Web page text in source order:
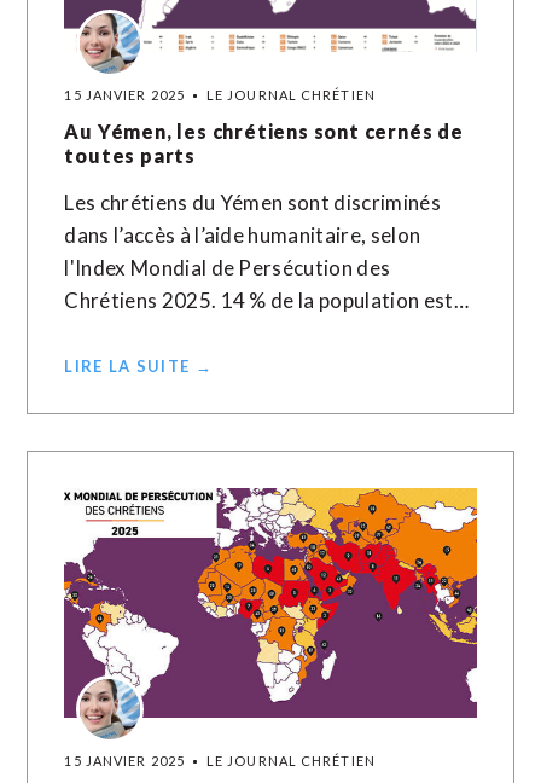
15 JANVIER 2025 LE JOURNAL CHRÉTIEN
Au Yémen, les chrétiens sont cernés de
toutes parts
Les chrétiens du Yémen sont discriminés
dans l’accès à l’aide humanitaire, selon
l'Index Mondial de Persécution des
Chrétiens 2025. 14 % de la population est…
LIRE LA SUITE →
15 JANVIER 2025 LE JOURNAL CHRÉTIEN